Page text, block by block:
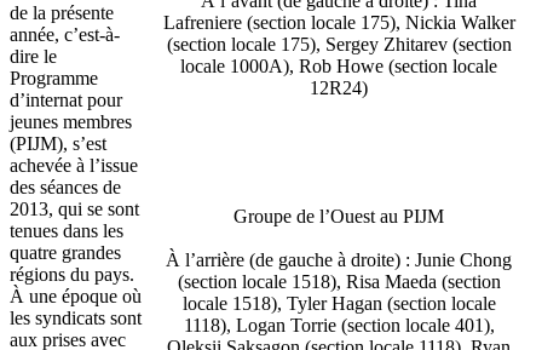
Lafreniere (section locale 175), Nickia Walker
(section locale 175), Sergey Zhitarev (section
locale 1000A), Rob Howe (section locale
12R24)
Groupe de l’Ouest au PIJM
À l’arrière (de gauche à droite) : Junie Chong
(section locale 1518), Risa Maeda (section
locale 1518), Tyler Hagan (section locale
1118), Logan Torrie (section locale 401),
de la présente
année, c’est-à-
dire le
Programme
d’internat pour
jeunes membres
(PIJM), s’est
achevée à l’issue
des séances de
2013, qui se sont
tenues dans les
quatre grandes
régions du pays.
À une époque où
les syndicats sont
aux prises avec